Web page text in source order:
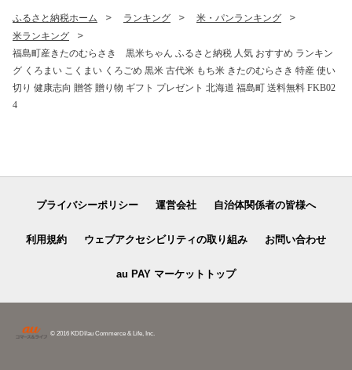
ふるさと納税ホーム ランキング
米・パンランキング
米ランキング
福島町産きたのむらさき 黒米ちゃん ふるさと納税 人気 おすすめ ランキン
グ くろまい こくまい くろごめ 黒米 古代米 もち米 きたのむらさき 特産 使い
切り 健康志向 贈答 贈り物 ギフト プレゼント 北海道 福島町 送料無料 FKB02
4
プライバシーポリシー 運営会社 自治体関係者の皆様へ
利用規約 ウェブアクセシビリティの取り組み お問い合わせ
au PAY マーケットトップ
© 2016 KDDI/au Commerce & Life, Inc.